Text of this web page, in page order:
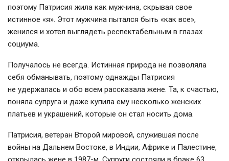
поэтому Патрисия жила как мужчина, скрывая свое
истинное «я». Этот мужчина пытался быть «как все»,
женился и хотел выглядеть респектабельным в глазах
социума.
Получалось не всегда. Истинная природа не позволяла
себя обманывать, поэтому однажды Патрисия
не удержалась и обо всем рассказала жене. Та, к счастью,
поняла супруга и даже купила ему несколько женских
платьев и украшений, которые он стал носить дома.
Патрисия, ветеран Второй мировой, служившая после
войны на Дальнем Востоке, в Индии, Африке и Палестине,